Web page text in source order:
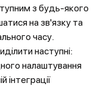
з будь-якого
на зв'язку та
часу.
наступні:
налаштування
інтеграції